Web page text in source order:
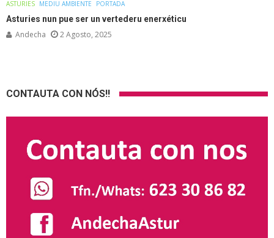
ASTURIES MEDIU AMBIENTE PORTADA
Asturies nun pue ser un vertederu enerxéticu
Andecha 2 Agosto, 2025
CONTAUTA CON NÓS!!